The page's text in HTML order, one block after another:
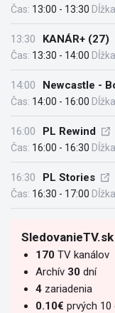
Čas: 13:00 - 13:30
13:30 KANÁR+ (27)
Čas: 13:30 - 14:00
14:00 Newcastle -
Čas: 14:00 - 16:00
16:00 PL Rewind
Čas: 16:00 - 16:30
16:30 PL Stories
Čas: 16:30 - 17:00
SledovanieTV.sk
170 TV kanálov
Archív 30 dní
4 zariadenia
0.10€ prvých 10